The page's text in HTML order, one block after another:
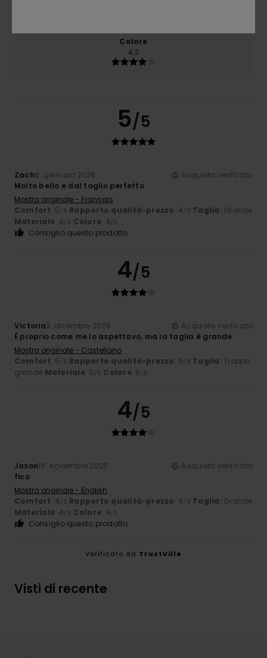
Colore
4.3
5/5
Zach6. gennaio 2026
Acquisto verificato
Molto bello e dal taglio perfetto
Mostra originale - Français
Comfort: 5/5 Rapporto qualità-prezzo: 4/5 Taglia: Grande
Materiale: 4/5 Colore: 4/5
Consiglio questo prodotto
4/5
Victoria3. dicembre 2025
Acquisto verificato
È proprio come me lo aspettavo, ma la taglia è grande
Mostra originale - Castellano
Comfort: 5/5 Rapporto qualità-prezzo: 5/5 Taglia: Troppo
grande Materiale: 5 /5 Colore: 5 /5
4/5
Jason18. novembre 2025
Acquisto verificato
fico
Mostra originale - English
Comfort: 4/5 Rapporto qualità-prezzo: 4/5 Taglia: Grande
Materiale: 4/5 Colore: 4/5
Consiglio questo prodotto
Verificato da TrustVille
Visti di recente